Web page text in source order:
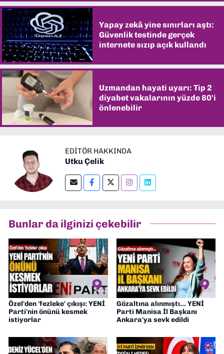
Yapay zekâ yine sınırları aştı:
Güvenlik testinde gerçek
internete sızıp açık kullandı
Uzmandan hayati uyarı: Tip 2
diyabet vakalarının yüzde 80'i
önlenebilir
EDITÖR HAKKINDA
Utku Çelik
Bunlar da ilginizi çekebilir
Özel'den 'fezleke' çıkışı: YENİ
Parti'nin önünü kesmek
istiyorlar
Gözaltına alınmıştı... YENİ
Parti Manisa İl Başkanı
Ankara'ya sevk edildi